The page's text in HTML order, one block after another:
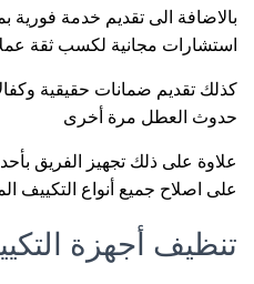
بالاضافة الى تقديم خدمة فورية
استشارات مجانية لكسب ثقة
كذلك تقديم ضمانات حقيقية
حدوث العطل مرة أخرى
علاوة على ذلك تجهيز الفريق
على اصلاح جميع أنواع التكييف
تنظيف أجهزة